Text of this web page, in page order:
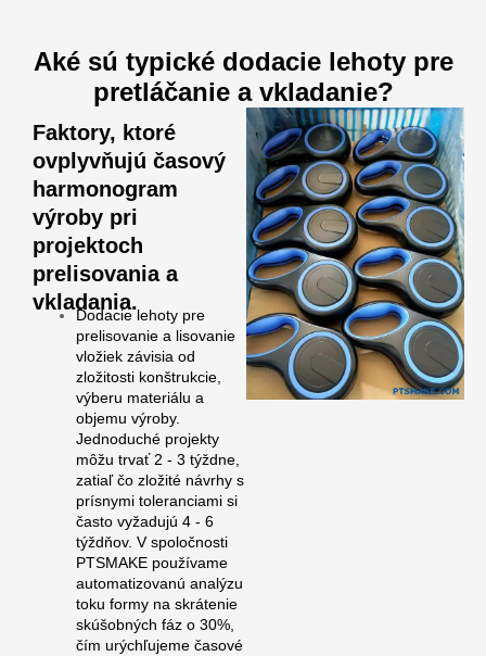
Aké sú typické dodacie lehoty pre
pretláčanie a vkladanie?
Faktory, ktoré
ovplyvňujú časový
harmonogram
výroby pri
projektoch
prelisovania a
vkladania.
Dodacie lehoty pre
prelisovanie a lisovanie
vložiek závisia od
zložitosti konštrukcie,
výberu materiálu a
objemu výroby.
Jednoduché projekty
môžu trvať 2 - 3 týždne,
zatiaľ čo zložité návrhy s
prísnymi toleranciami si
často vyžadujú 4 - 6
týždňov. V spoločnosti
PTSMAKE používame
automatizovanú analýzu
toku formy na skrátenie
skúšobných fáz o 30%,
čím urýchľujeme časové